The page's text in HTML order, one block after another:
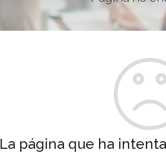
La página que ha